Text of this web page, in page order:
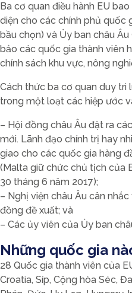
Ba cơ quan điều hành EU
diện cho các chính phủ quốc
bầu chọn) và Ủy ban châu
bảo các quốc gia thành viên
chính sách khu vực, nông
Cách thức ba cơ quan duy trì
trong một loạt các hiệp ước
– Hội đồng châu Âu đặt ra
mới. Lãnh đạo chính trị hay
giao cho các quốc gia hàng
(Malta giữ chức chủ tịch của
30 tháng 6 năm 2017);
– Nghị viện châu Âu cân
đồng đề xuất; và
– Các ủy viên của Ủy ban
Những quốc gia
28 Quốc gia thành viên của
Croatia, Síp, Cộng hòa Séc,